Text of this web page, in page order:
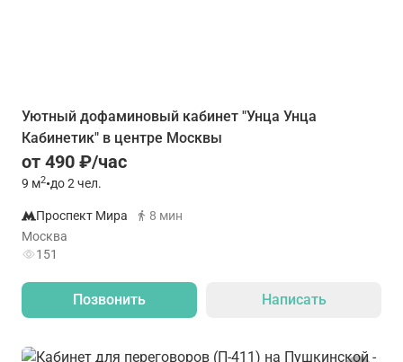
Уютный дофаминовый кабинет "Унца Унца
Кабинетик" в центре Москвы
от 490 ₽/час
9 м2•до 2 чел.
Проспект Мира
8 мин
Москва
151
Позвонить Написать